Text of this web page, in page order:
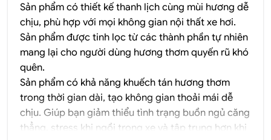
Sản phẩm có thiết kế thanh lịch cùng mùi hương dễ
chịu, phù hợp với mọi không gian nội thất xe hơi.
Sản phẩm được tinh lọc từ các thành phần tự nhiên
mang lại cho người dùng hương thơm quyến rũ khó
quên.
Sản phẩm có khả năng khuếch tán hương thơm
trong thời gian dài, tạo không gian thoải mái dễ
chịu. Giúp bạn giảm thiểu tình trạng buồn ngủ căng
thẳng, stress khi ngồi trong xe và tập trung hơn khi